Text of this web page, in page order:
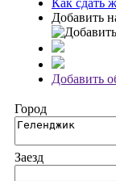
Как сдать
Добавить
Добавить
Город
Заезд